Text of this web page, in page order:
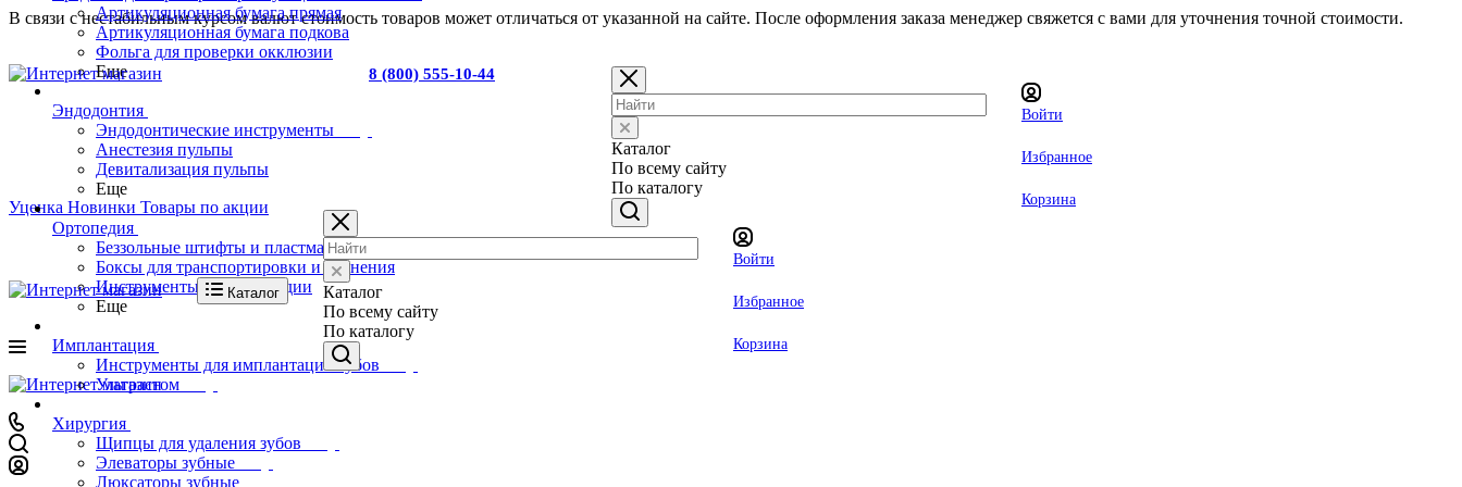
В связи с нестабильным курсом валют стоимость товаров может отличаться от указанной на сайте. После оформления заказа менеджер свяжется с вами для уточнения точной стоимости.
8 (800) 555-10-44
Артикуляционная бумага прямая
Артикуляционная бумага подкова
Фольга для проверки окклюзии
Еще
Эндодонтия
Эндодонтические инструменты
Анестезия пульпы
Девитализация пульпы
Еще
Ортопедия
Беззольные штифты и пластмасса для изготовления вкладок
Боксы для транспортировки и хранения
Инструменты для ортопедии
Еще
Имплантация
Инструменты для имплантации зубов
Ультрастом
Хирургия
Щипцы для удаления зубов
Элеваторы зубные
Люксаторы зубные
Каталог
По всему сайту
По каталогу
Войти
Избранное
Корзина
Уценка Новинки Товары по акции
Каталог
Каталог
По всему сайту
По каталогу
Войти
Избранное
Корзина